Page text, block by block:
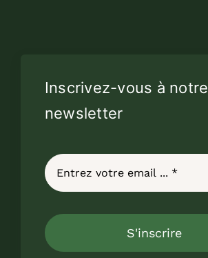
Inscrivez-vous à notre
newsletter
S'inscrire